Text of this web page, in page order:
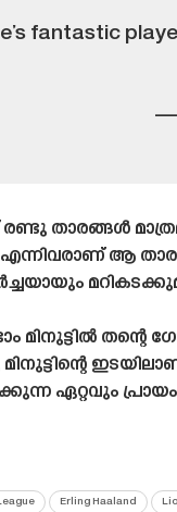
fantastic
—
താരങ്ങൾ
ആ
മിനുട്ടിൽ തന്റെ
ഏറ്റവും
Erling Haaland